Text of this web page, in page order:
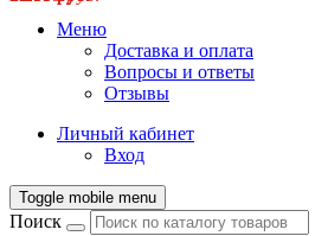
Меню
Доставка и оплата
Вопросы и ответы
Отзывы
Личный кабинет
Вход
Toggle mobile menu
Поиск